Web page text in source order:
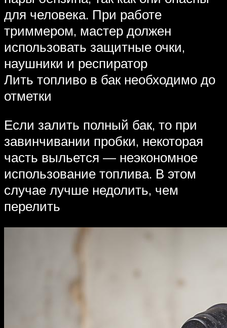
для человека. При работе
триммером, мастер должен
использовать защитные очки,
наушники и респиратор
Лить топливо в бак необходимо до
отметки
Если залить полный бак, то при
завинчивании пробки, некоторая
часть выльется — неэкономное
использование топлива. В этом
случае лучше недолить, чем
перелить